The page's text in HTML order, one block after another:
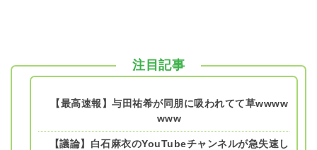
注目記事
【最高速報】与田祐希が同朋に吸われてて草wwww
www
【議論】白石麻衣のYouTubeチャンネルが急失速し